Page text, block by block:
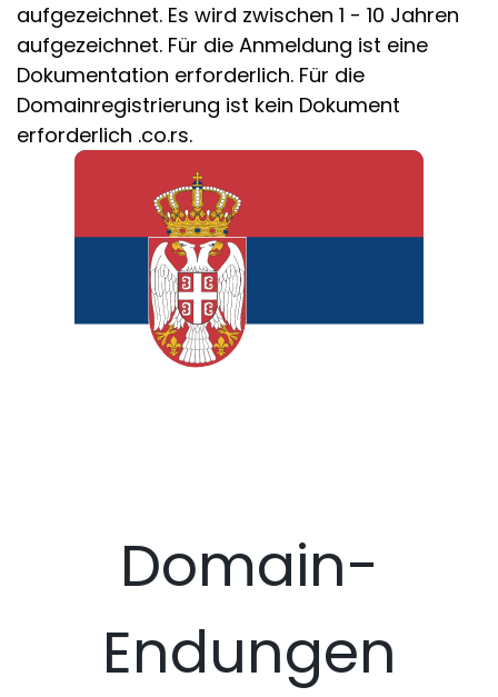
aufgezeichnet. Es wird zwischen 1 - 10 Jahren
aufgezeichnet. Für die Anmeldung ist eine
Dokumentation erforderlich. Für die
Domainregistrierung ist kein Dokument
erforderlich .co.rs.
Domain-
Endungen